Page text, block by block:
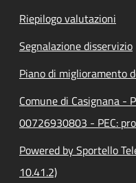
Riepilogo valutazioni
Segnalazione disservizio
Piano di miglioramento
Comune di Casignana -
00726930803 - PEC:
Powered by Sportello
10.41.2)